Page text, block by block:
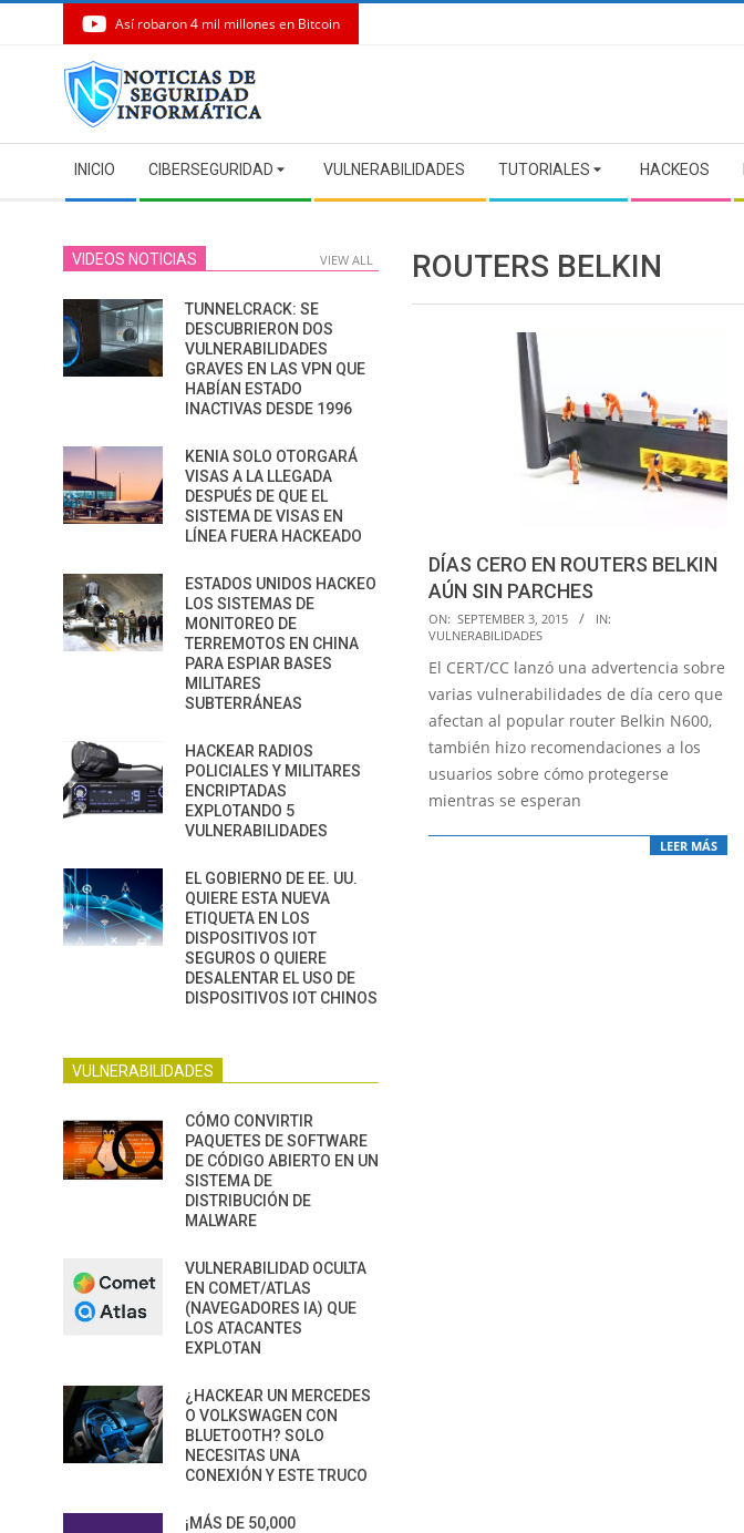
Así robaron 4 mil millones en Bitcoin
Navigation
Menu
INICIO CIBERSEGURIDAD VULNERABILIDADES TUTORIALES HACKEOS
ROUTERS BELKIN
DÍAS CERO EN ROUTERS BELKIN
AÚN SIN PARCHES
2015-
09-
03
ON: SEPTEMBER 3, 2015
IN:
VULNERABILIDADES
El CERT/CC lanzó una advertencia sobre
varias vulnerabilidades de día cero que
afectan al popular router Belkin N600,
también hizo recomendaciones a los
usuarios sobre cómo protegerse
mientras se esperan
LEER MÁS
VIDEOS NOTICIAS VIEW ALL
TUNNELCRACK: SE
DESCUBRIERON DOS
VULNERABILIDADES
GRAVES EN LAS VPN QUE
HABÍAN ESTADO
INACTIVAS DESDE 1996
KENIA SOLO OTORGARÁ
VISAS A LA LLEGADA
DESPUÉS DE QUE EL
SISTEMA DE VISAS EN
LÍNEA FUERA HACKEADO
ESTADOS UNIDOS HACKEO
LOS SISTEMAS DE
MONITOREO DE
TERREMOTOS EN CHINA
PARA ESPIAR BASES
MILITARES
SUBTERRÁNEAS
HACKEAR RADIOS
POLICIALES Y MILITARES
ENCRIPTADAS
EXPLOTANDO 5
VULNERABILIDADES
EL GOBIERNO DE EE. UU.
QUIERE ESTA NUEVA
ETIQUETA EN LOS
DISPOSITIVOS IOT
SEGUROS O QUIERE
DESALENTAR EL USO DE
DISPOSITIVOS IOT CHINOS
VULNERABILIDADES
CÓMO CONVIRTIR
PAQUETES DE SOFTWARE
DE CÓDIGO ABIERTO EN UN
SISTEMA DE
DISTRIBUCIÓN DE
MALWARE
VULNERABILIDAD OCULTA
EN COMET/ATLAS
(NAVEGADORES IA) QUE
LOS ATACANTES
EXPLOTAN
¿HACKEAR UN MERCEDES
O VOLKSWAGEN CON
BLUETOOTH? SOLO
NECESITAS UNA
CONEXIÓN Y ESTE TRUCO
¡MÁS DE 50,000